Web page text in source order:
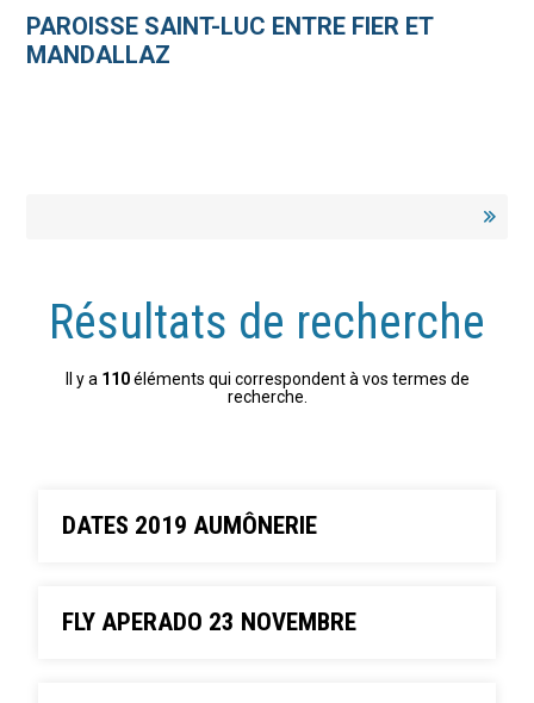
contenu.
personnelsPAROISSE SAINT-LUC ENTRE FIER ET
MANDALLAZ
Résultats de recherche
Il y a 110éléments qui correspondent à vos termes de
recherche.
DATES 2019 AUMÔNERIE
FLY APERADO 23 NOVEMBRE